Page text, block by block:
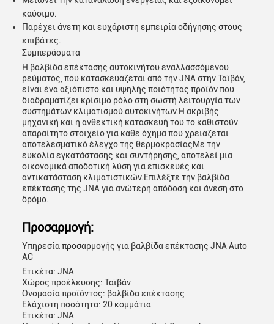
καύσιμο.
Παρέχει άνετη και ευχάριστη εμπειρία οδήγησης στους
επιβάτες.
Συμπεράσματα
Η βαλβίδα επέκτασης αυτοκινήτου εναλλασσόμενου
ρεύματος, που κατασκευάζεται από την JNA στην Ταϊβάν,
είναι ένα αξιόπιστο και υψηλής ποιότητας προϊόν που
διαδραματίζει κρίσιμο ρόλο στη σωστή λειτουργία των
συστημάτων κλιματισμού αυτοκινήτων.Η ακριβής
μηχανική και η ανθεκτική κατασκευή του το καθιστούν
απαραίτητο στοιχείο για κάθε όχημα που χρειάζεται
αποτελεσματικό έλεγχο της θερμοκρασίαςΜε την
ευκολία εγκατάστασης και συντήρησης, αποτελεί μια
οικονομικά αποδοτική λύση για επισκευές και
αντικατάσταση κλιματιστικών.Επιλέξτε την βαλβίδα
επέκτασης της JNA για ανώτερη απόδοση και άνεση στο
δρόμο.
Προσαρμογή:
Υπηρεσία προσαρμογής για βαλβίδα επέκτασης JNA Auto
AC
Ετικέτα: JNA
Χώρος προέλευσης: Ταϊβάν
Ονομασία προϊόντος: βαλβίδα επέκτασης
Ελάχιστη ποσότητα: 20 κομμάτια
Ετικέτα: JNA